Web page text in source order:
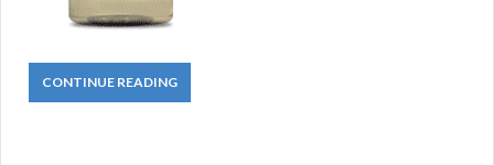
CONTINUE READING